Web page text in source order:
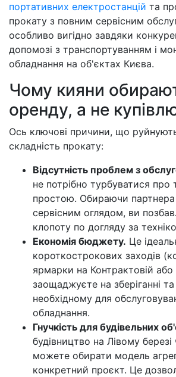
портативних електростанцій та
прокату з повним сервісним
особливо вигідно завдяки
допомозі з транспортуванням і
обладнання на об'єктах Києва.
Чому кияни
оренду, а не
Ось ключові причини, що
складність прокату:
Відсутність проблем з
не потрібно турбуватися про
простою. Обираючи
сервісним оглядом, ви
клопоту по догляду за
Економія бюджету. Це
короткострокових заходів
ярмарки на Контрактовій
заощаджуєте на зберіганні та
необхідному для
обладнання.
Гнучкість для будівельних
будівництво на Лівому березі
можете обирати модель
конкретний проєкт. Це